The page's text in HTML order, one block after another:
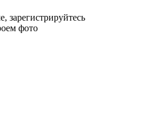
зарегистрируйтесь
фото